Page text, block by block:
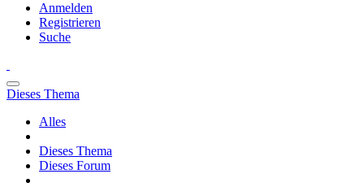
Anmelden
Registrieren
Suche
Dieses Thema
Alles
Dieses Thema
Dieses Forum